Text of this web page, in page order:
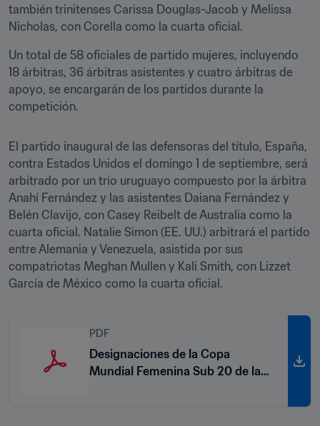
también trinitenses Carissa Douglas-Jacob y Melissa
Nicholas, con Corella como la cuarta oficial.
Un total de 58 oficiales de partido mujeres, incluyendo
18 árbitras, 36 árbitras asistentes y cuatro árbitras de
apoyo, se encargarán de los partidos durante la
competición.
El partido inaugural de las defensoras del título, España,
contra Estados Unidos el domingo 1 de septiembre, será
arbitrado por un trío uruguayo compuesto por la árbitra
Anahí Fernández y las asistentes Daiana Fernández y
Belén Clavijo, con Casey Reibelt de Australia como la
cuarta oficial. Natalie Simon (EE. UU.) arbitrará el partido
entre Alemania y Venezuela, asistida por sus
compatriotas Meghan Mullen y Kali Smith, con Lizzet
García de México como la cuarta oficial.
PDF
Designaciones de la Copa
Mundial Femenina Sub 20 de la